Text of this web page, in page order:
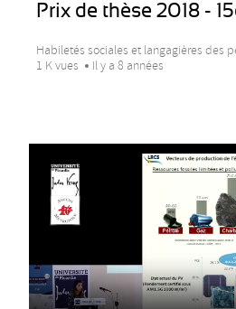
Prix de thèse 2018 -
Habiletés sociales et langagières des
1 K vues
Il y a 8 années